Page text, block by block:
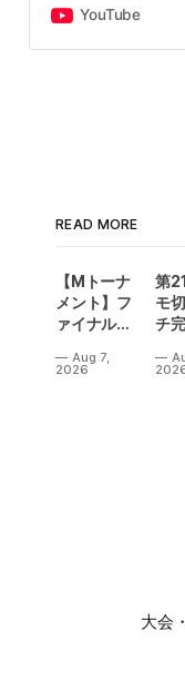
もっと楽しくなれ
YouTube
READ MORE
【Mトーナ
メント】フ
ァイナル／2
ニバル！東
Aug 7,
2026
第
モ
チ
大会